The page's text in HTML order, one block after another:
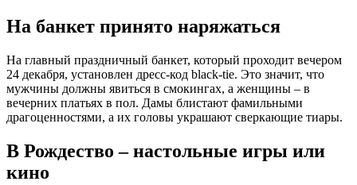
На банкет принято наряжаться
На главный праздничный банкет, который проходит вечером
24 декабря, установлен дресс-код black-tie. Это значит, что
мужчины должны явиться в смокингах, а женщины – в
вечерних платьях в пол. Дамы блистают фамильными
драгоценностями, а их головы украшают сверкающие тиары.
В Рождество – настольные игры или
кино